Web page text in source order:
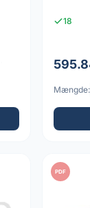
18
Mængde:
PDF